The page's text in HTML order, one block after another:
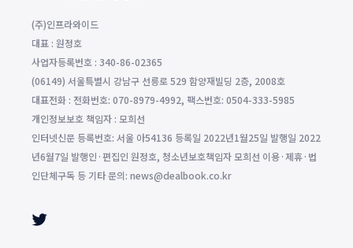
(주)인프라와이드
대표 : 원정호
사업자등록번호 : 340-86-02365
(06149) 서울특별시 강남구 선릉로 529 함양재빌딩 2층, 2008호
대표전화 : 전화번호: 070-8979-4992, 팩스번호: 0504-333-5985
개인정보보호 책임자 : 모희선
인터넷신문 등록번호: 서울 아54136 등록일 2022년1월25일 발행일 2022
년6월7일 발행인·편집인 원정호, 청소년보호책임자 모희선 이용·제휴·법
인단체구독 등 기타 문의: news@dealbook.co.kr